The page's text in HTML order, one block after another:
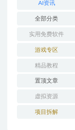
AI资讯
全部分类
实用免费软件
游戏专区
精品教程
置顶文章
虚拟资源
项目拆解